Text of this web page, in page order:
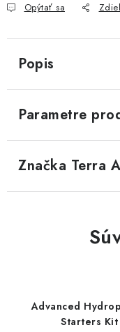
Opýtať sa
Popis
Parametre
Značka Terra
Advanced
Starters Kit